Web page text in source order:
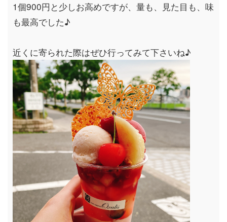
1個900円と少しお高めですが、量も、見た目も、味
も最高でした♪
近くに寄られた際はぜひ行ってみて下さいね♪